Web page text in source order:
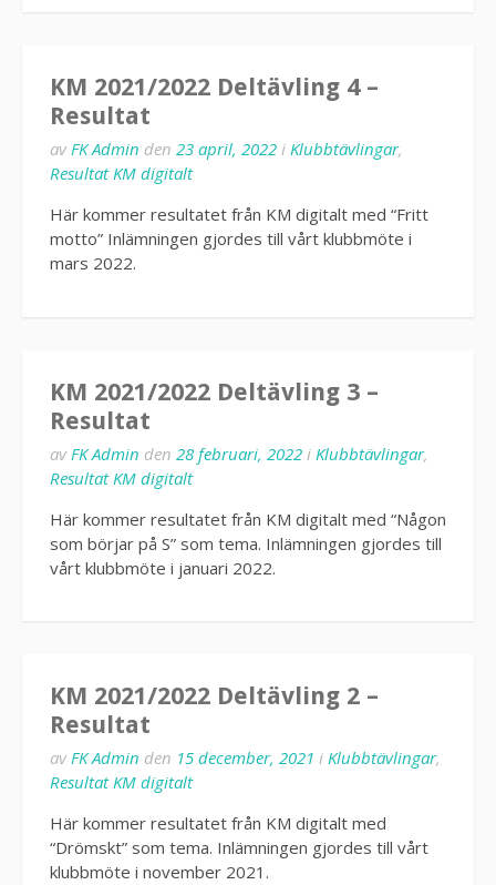
KM 2021/2022 Deltävling 4 –
Resultat
avFK Admin den 23 april, 2022 i Klubbtävlingar,
Resultat KM digitalt
Här kommer resultatet från KM digitalt med “Fritt
motto” Inlämningen gjordes till vårt klubbmöte i
mars 2022.
KM 2021/2022 Deltävling 3 –
Resultat
av FK Admin den 28 februari, 2022 i Klubbtävlingar,
Resultat KM digitalt
Här kommer resultatet från KM digitalt med “Någon
som börjar på S” som tema. Inlämningen gjordes till
vårt klubbmöte i januari 2022.
KM 2021/2022 Deltävling 2 –
Resultat
avFK Admin den 15 december, 2021 i Klubbtävlingar,
Resultat KM digitalt
Här kommer resultatet från KM digitalt med
“Drömskt” som tema. Inlämningen gjordes till vårt
klubbmöte i november 2021.